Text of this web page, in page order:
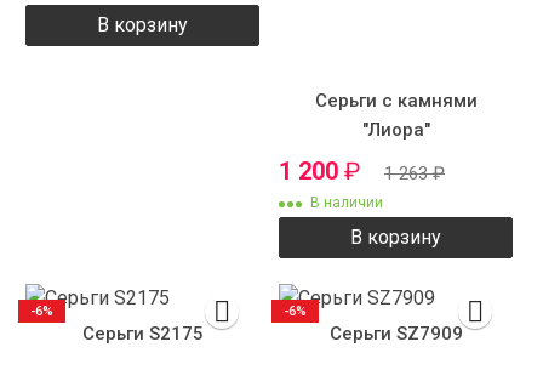
В корзину
Серьги с камнями
"Лиора"
1 200 ₽ 1 263₽
В наличии
В корзину
Серьги S2175
-6%
Серьги SZ7909
-6%